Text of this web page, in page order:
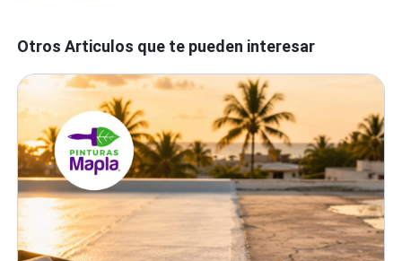
Otros Articulos que te pueden interesar